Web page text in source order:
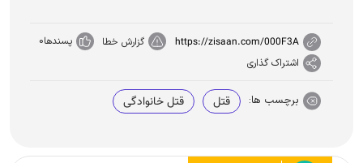
https://zisaan.com/000F3A گزارش خطا پسندها0
اشتراک گذاری
برچسب ها: قتل قتل خانوادگی